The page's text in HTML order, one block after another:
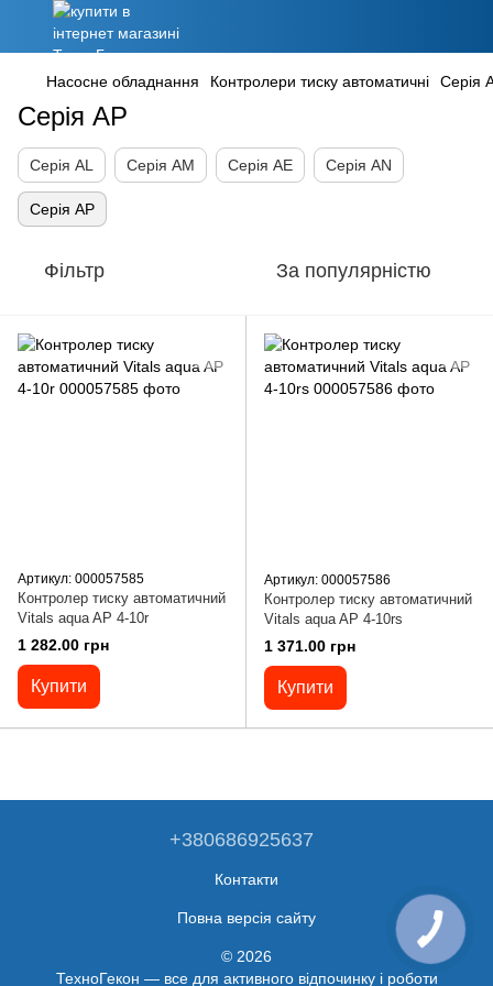
Насосне обладнання Контролери тиску автоматичні Серія
Серія AP
Cерія AL Cерія AM Серія AE Серія AN
Серія AP
Фільтр За популярністю
Артикул: 000057585
Контролер тиску автоматичний
Vitals aqua AP 4-10r
1 282.00 грн
Купити
Артикул: 000057586
Контролер тиску автоматичний
Vitals aqua AP 4-10rs
1 371.00 грн
Купити
+380686925637
Контакти
Повна версія сайту
© 2026
ТехноГекон — все для активного відпочинку і роботи